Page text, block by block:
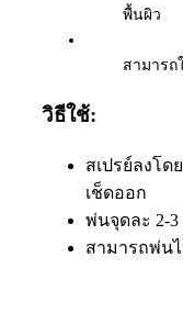
พื้นผิว
สามารถ
วิธีใช้:
สเปรย์ลงโด
เช็ดออก
พ่นจุดละ 2-3
สามารถพ่น